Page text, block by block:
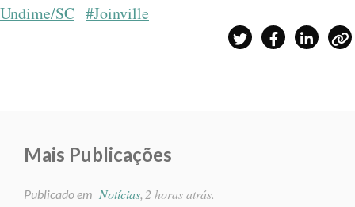
Undime/SC #Joinville
Mais Publicações
Publicado em Notícias 2 horas atrás.